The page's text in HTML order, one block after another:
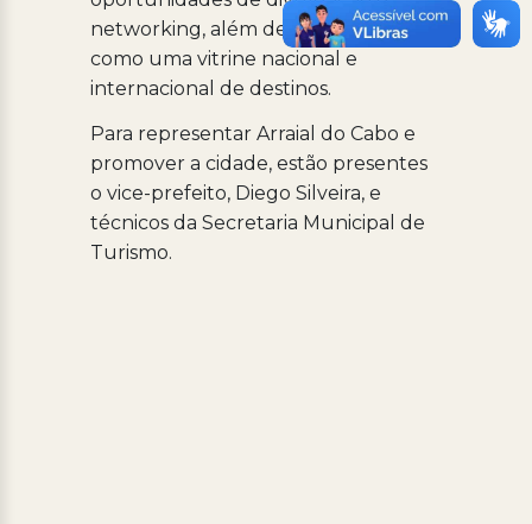
networking, além de funcionar
como uma vitrine nacional e
internacional de destinos.
Para representar Arraial do Cabo e
promover a cidade, estão presentes
o vice-prefeito, Diego Silveira, e
técnicos da Secretaria Municipal de
Turismo.